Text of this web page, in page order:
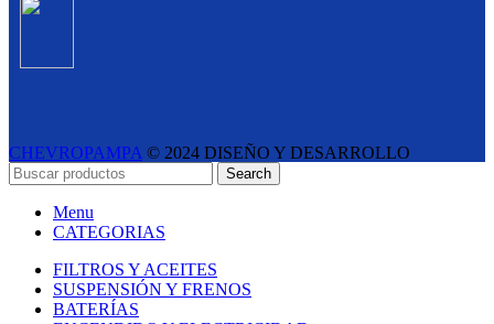
CHEVROPAMPA © 2024 DISEÑO Y DESARROLLO
ESTUDIO LIPINA
- E-COMMERCE SOLUTIONS
Search
Menu
CATEGORIAS
FILTROS Y ACEITES
SUSPENSIÓN Y FRENOS
BATERÍAS